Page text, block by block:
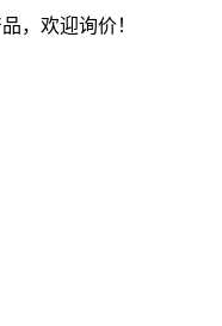
，欢迎询价！